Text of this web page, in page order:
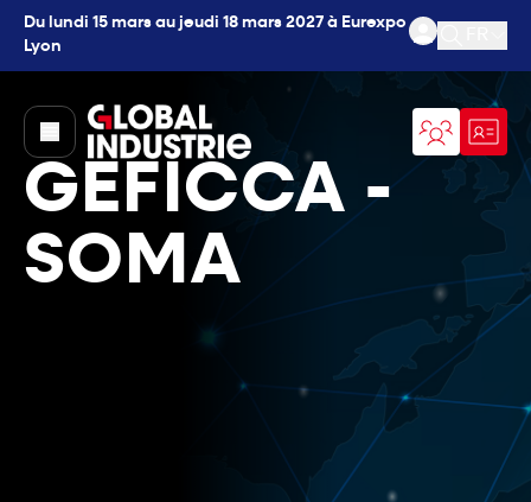
Du lundi 15 mars au jeudi 18 mars 2027 à Eurexpo
Lyon
Ouvrir
page.home
GEFICCA -
SOMA